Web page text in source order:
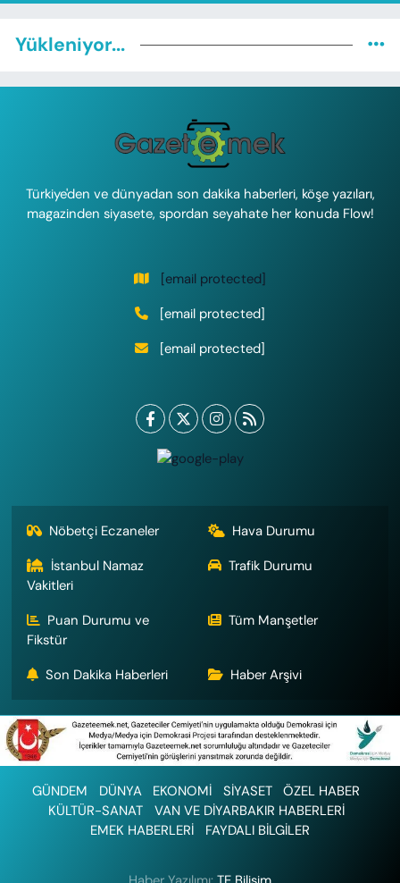
Yükleniyor...
Türkiye'den ve dünyadan son dakika haberleri, köşe yazıları,
magazinden siyasete, spordan seyahate her konuda Flow!
[email protected]
[email protected]
[email protected]
Nöbetçi Eczaneler
Hava Durumu
İstanbul Namaz
Vakitleri
Trafik Durumu
Puan Durumu ve
Fikstür
Tüm Manşetler
Son Dakika Haberleri Haber Arşivi
GÜNDEM DÜNYA EKONOMİ SİYASET
ÖZEL HABER
KÜLTÜR-SANAT
VAN VE DİYARBAKIR HABERLERİ
EMEK HABERLERİ
FAYDALI BİLGİLER